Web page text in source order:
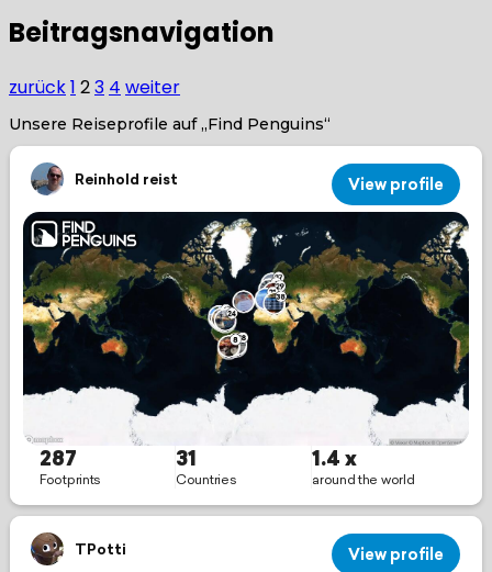
Beitragsnavigation
zurück1 23 4 weiter
Unsere Reiseprofile auf „Find Penguins“